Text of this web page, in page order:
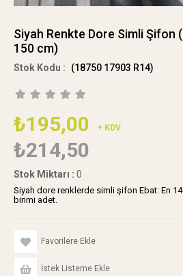
Siyah Renkte Dore Simli Şifon
150 cm)
(18750 17903 R14)
₺195,00 + KDV
₺214,50
Stok Miktarı : 0
Siyah dore renklerde simli şifon Ebat: En
birimi adet.
Favorilere Ekle
İstek Listeme Ekle